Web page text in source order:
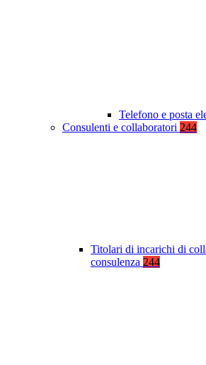
Telefono e posta
Consulenti e collaboratori 244
Titolari di incarichi di
consulenza 244